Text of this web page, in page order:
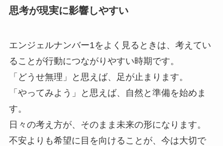
思考が現実に影響しやすい
エンジェルナンバー1をよく見るときは、考えてい
ることが行動につながりやすい時期です。
「どうせ無理」と思えば、足が止まります。
「やってみよう」と思えば、自然と準備を始めま
す。
日々の考え方が、そのまま未来の形になります。
不安よりも希望に目を向けることが、今は大切で